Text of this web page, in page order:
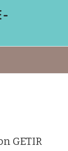
GETIR